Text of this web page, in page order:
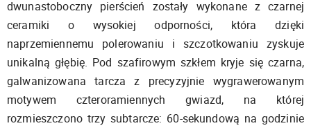
dwunastoboczny pierścień zostały wykonane z czarnej
ceramiki o wysokiej odporności, która dzięki
naprzemiennemu polerowaniu i szczotkowaniu zyskuje
unikalną głębię. Pod szafirowym szkłem kryje się czarna,
galwanizowana tarcza z precyzyjnie wygrawerowanym
motywem czteroramiennych gwiazd, na której
rozmieszczono trzy subtarcze: 60-sekundową na godzinie